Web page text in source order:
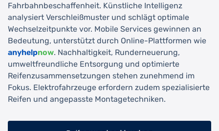
Fahrbahnbeschaffenheit. Künstliche Intelligenz
analysiert Verschleißmuster und schlägt optimale
Wechselzeitpunkte vor. Mobile Services gewinnen an
Bedeutung, unterstützt durch Online-Plattformen wie
anyhelpnow. Nachhaltigkeit, Runderneuerung,
umweltfreundliche Entsorgung und optimierte
Reifenzusammensetzungen stehen zunehmend im
Fokus. Elektrofahrzeuge erfordern zudem spezialisierte
Reifen und angepasste Montagetechniken.